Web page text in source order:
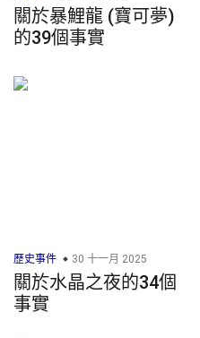
關於暴鯉龍 (寶可夢)
的39個事實
歷史事件 30 十一月 2025
關於水晶之夜的34個
事實